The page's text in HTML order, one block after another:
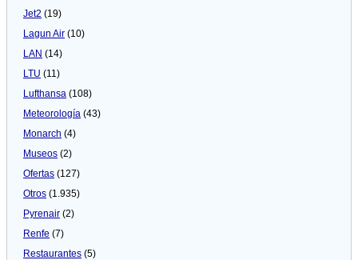
Jet2 (19)
Lagun Air (10)
LAN (14)
LTU (11)
Lufthansa (108)
Meteorologí­a (43)
Monarch (4)
Museos (2)
Ofertas (127)
Otros (1.935)
Pyrenair (2)
Renfe (7)
Restaurantes (5)